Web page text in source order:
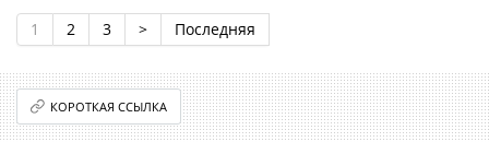
1 2 3 > Последняя
КОРОТКАЯ ССЫЛКА